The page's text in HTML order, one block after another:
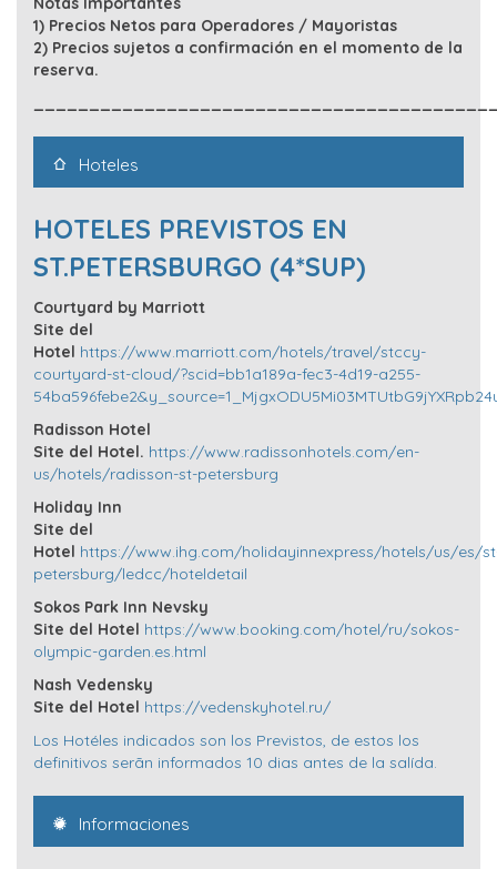
1) Precios Netos para Operadores / Mayoristas
2) Precios sujetos a confirmación en el momento de la
reserva.
Hoteles
HOTELES PREVISTOS EN
ST.PETERSBURGO (4*SUP)
Courtyard by Marriott
Site del
Hotel https://www.marriott.com/hotels/travel/stccy-
courtyard-st-cloud/?scid=bb1a189a-fec3-4d19-a255-
Radisson Hotel
Site del Hotel. https://www.radissonhotels.com/en-
us/hotels/radisson-st-petersburg
Holiday Inn
Site del
Hotel https://www.ihg.com/holidayinnexpress/hotels/us/es/
petersburg/ledcc/hoteldetail
Sokos Park Inn Nevsky
Site del Hotel https://www.booking.com/hotel/ru/sokos-
olympic-garden.es.html
Nash Vedensky
Site del Hotel https://vedenskyhotel.ru/
Los Hotéles indicados son los Previstos, de estos los
definitivos serãn informados 10 dias antes de la salída.
Informaciones